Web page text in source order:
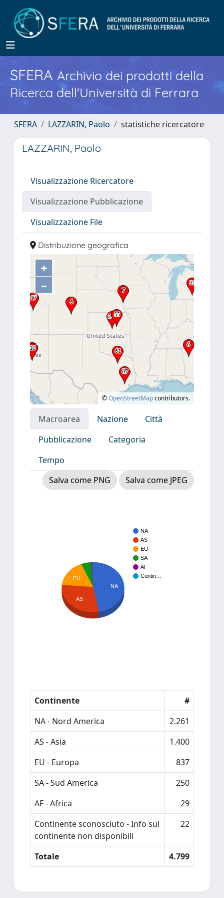
SFERA Archivio dei prodotti della
Ricerca dell'Università di Ferrara
SFERA LAZZARIN, Paolo statistiche ricercatore
LAZZARIN, Paolo
Visualizzazione Ricercatore
Visualizzazione Pubblicazione
Visualizzazione File
Distribuzione geografica
+
–
©OpenStreetMapcontributors.
Macroarea Nazione
Città
Pubblicazione
Categoria
Tempo
Salva come PNG
Salva come JPEG
NA
AS
EU
SA
AF
Contin…
NA
EU
AS
Continente
#
NA - Nord America
2.261
AS - Asia
1.400
EU - Europa
837
SA - Sud America
250
AF - Africa
29
Continente sconosciuto - Info sul
continente non disponibili
22
Totale 4.799